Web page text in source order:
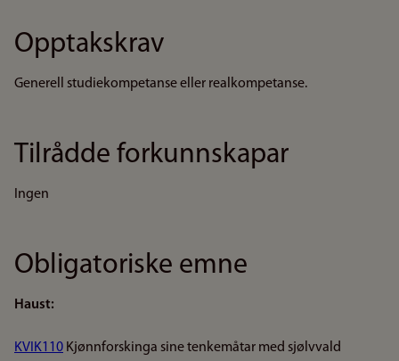
Opptakskrav
Generell studiekompetanse eller realkompetanse.
Tilrådde forkunnskapar
Ingen
Obligatoriske emne
Haust:
KVIK110 Kjønnforskinga sine tenkemåtar med sjølvvald